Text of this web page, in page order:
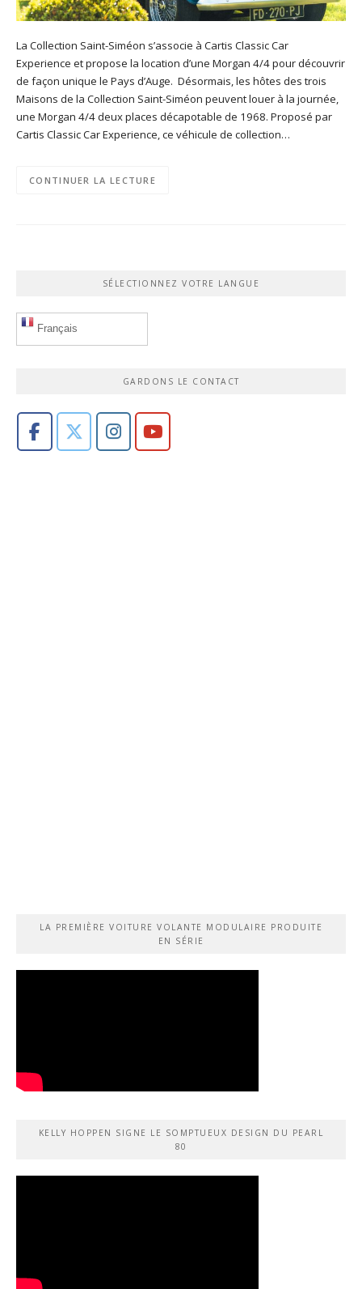
La Collection Saint-Siméon s’associe à Cartis Classic Car
Experience et propose la location d’une Morgan 4/4 pour découvrir
de façon unique le Pays d’Auge. Désormais, les hôtes des trois
Maisons de la Collection Saint-Siméon peuvent louer à la journée,
une Morgan 4/4 deux places décapotable de 1968. Proposé par
Cartis Classic Car Experience, ce véhicule de collection…
CONTINUER LA LECTURE
SÉLECTIONNEZ VOTRE LANGUE
Français
GARDONS LE CONTACT
LA PREMIÈRE VOITURE VOLANTE MODULAIRE PRODUITE
EN SÉRIE
KELLY HOPPEN SIGNE LE SOMPTUEUX DESIGN DU PEARL
80